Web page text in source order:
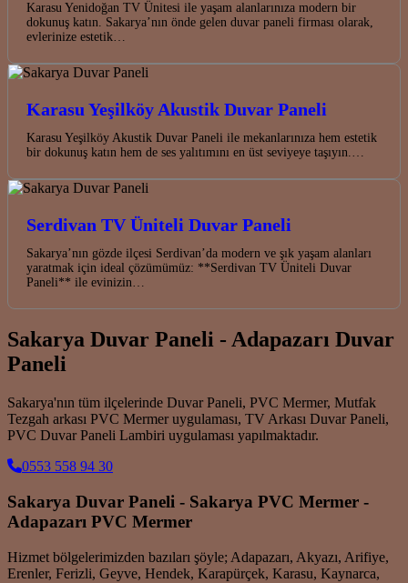
Karasu Yenidoğan TV Ünitesi ile yaşam alanlarınıza modern bir
dokunuş katın. Sakarya’nın önde gelen duvar paneli firması olarak,
evlerinize estetik…
Karasu Yeşilköy Akustik Duvar Paneli
Karasu Yeşilköy Akustik Duvar Paneli ile mekanlarınıza hem estetik
bir dokunuş katın hem de ses yalıtımını en üst seviyeye taşıyın.…
Serdivan TV Üniteli Duvar Paneli
Sakarya’nın gözde ilçesi Serdivan’da modern ve şık yaşam alanları
yaratmak için ideal çözümümüz: **Serdivan TV Üniteli Duvar
Paneli** ile evinizin…
Sakarya Duvar Paneli - Adapazarı Duvar
Paneli
Sakarya'nın tüm ilçelerinde Duvar Paneli, PVC Mermer, Mutfak
Tezgah arkası PVC Mermer uygulaması, TV Arkası Duvar Paneli,
PVC Duvar Paneli Lambiri uygulaması yapılmaktadır.
0553 558 94 30
Sakarya Duvar Paneli - Sakarya PVC Mermer -
Adapazarı PVC Mermer
Hizmet bölgelerimizden bazıları şöyle; Adapazarı, Akyazı, Arifiye,
Erenler, Ferizli, Geyve, Hendek, Karapürçek, Karasu, Kaynarca,